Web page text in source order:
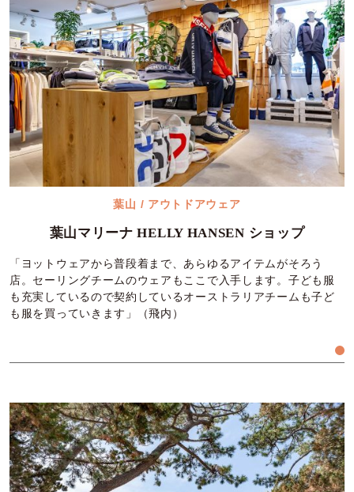
葉山 / アウトドアウェア
葉山マリーナ HELLY HANSEN ショップ
「ヨットウェアから普段着まで、あらゆるアイテムがそろう
店。セーリングチームのウェアもここで入手します。子ども服
も充実しているので契約しているオーストラリアチームも子ど
も服を買っていきます」（飛内）